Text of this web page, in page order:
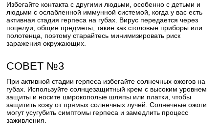
Избегайте контакта с другими людьми, особенно с детьми и
людьми с ослабленной иммунной системой, когда у вас есть
активная стадия герпеса на губах. Вирус передается через
поцелуи, общие предметы, такие как столовые приборы или
полотенца, поэтому старайтесь минимизировать риск
заражения окружающих.
СОВЕТ №3
При активной стадии герпеса избегайте солнечных ожогов на
губах. Используйте солнцезащитный крем с высоким уровнем
защиты и носите широкополые шляпы или платки, чтобы
защитить кожу от прямых солнечных лучей. Солнечные ожоги
могут усугубить симптомы герпеса и замедлить процесс
заживления.